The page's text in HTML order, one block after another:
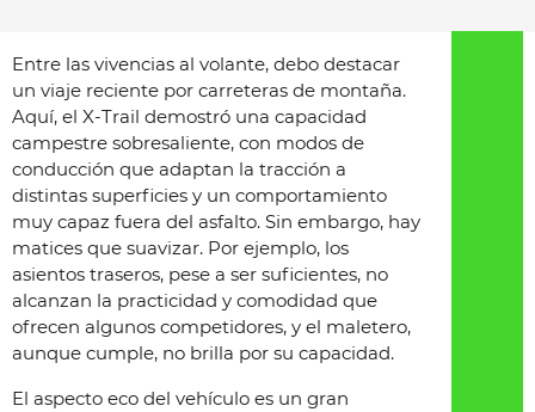
Entre las vivencias al volante, debo destacar
un viaje reciente por carreteras de montaña.
Aquí, el X-Trail demostró una capacidad
campestre sobresaliente, con modos de
conducción que adaptan la tracción a
distintas superficies y un comportamiento
muy capaz fuera del asfalto. Sin embargo, hay
matices que suavizar. Por ejemplo, los
asientos traseros, pese a ser suficientes, no
alcanzan la practicidad y comodidad que
ofrecen algunos competidores, y el maletero,
aunque cumple, no brilla por su capacidad.
El aspecto eco del vehículo es un gran